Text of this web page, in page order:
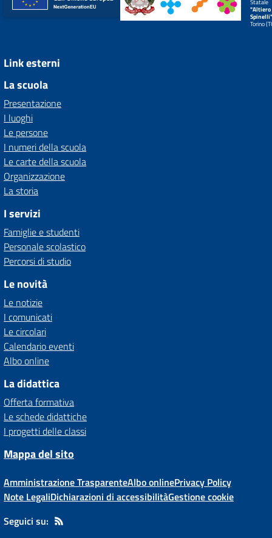
Statale
"Altiero
Torino
Link esterni
La scuola
Presentazione
I luoghi
Le persone
I numeri della scuola
Le carte della scuola
Organizzazione
La storia
I servizi
Famiglie e studenti
Personale scolastico
Percorsi di studio
Le novità
Le notizie
I comunicati
Le circolari
Calendario eventi
Albo online
La didattica
Offerta formativa
Le schede didattiche
I progetti delle classi
Mappa del sito
Amministrazione TrasparenteAlbo onlinePrivacy Policy
Note LegaliDichiarazioni di accessibilitàGestione cookie
Seguici su: